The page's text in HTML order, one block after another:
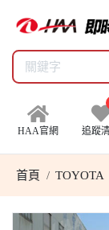
HAA官網 追蹤
首頁 TOYOTA